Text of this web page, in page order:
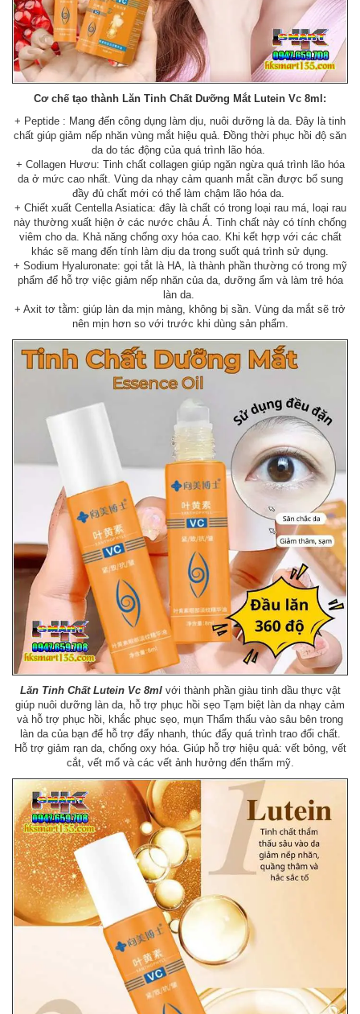
Cơ chế tạo thành Lăn Tinh Chất Dưỡng Mắt Lutein Vc 8ml:
+ Peptide : Mang đến công dụng làm dịu, nuôi dưỡng là da. Đây là tinh
chất giúp giảm nếp nhăn vùng mắt hiệu quả. Đồng thời phục hồi độ săn
da do tác động của quá trình lão hóa.
+ Collagen Hươu: Tinh chất collagen giúp ngăn ngừa quá trình lão hóa
da ở mức cao nhất. Vùng da nhạy cảm quanh mắt cần được bổ sung
đầy đủ chất mới có thể làm chậm lão hóa da.
+ Chiết xuất Centella Asiatica: đây là chất có trong loại rau má, loại rau
này thường xuất hiện ở các nước châu Á. Tinh chất này có tính chống
viêm cho da. Khả năng chống oxy hóa cao. Khi kết hợp với các chất
khác sẽ mang đến tính làm dịu da trong suốt quá trình sử dụng.
+ Sodium Hyaluronate: gọi tắt là HA, là thành phần thường có trong mỹ
phẩm để hỗ trợ việc giảm nếp nhăn của da, dưỡng ẩm và làm trẻ hóa
làn da.
+ Axit tơ tằm: giúp làn da mịn màng, không bị sần. Vùng da mắt sẽ trở
nên mịn hơn so với trước khi dùng sản phẩm.
Lăn Tinh Chất Lutein Vc 8mlvới thành phần giàu tinh dầu thực vật
giúp nuôi dưỡng làn da, hỗ trợ phục hồi sẹo Tạm biệt làn da nhạy cảm
và hỗ trợ phục hồi, khắc phục sẹo, mụn Thẩm thấu vào sâu bên trong
làn da của bạn để hỗ trợ đẩy nhanh, thúc đẩy quá trình trao đổi chất.
Hỗ trợ giảm rạn da, chống oxy hóa. Giúp hỗ trợ hiệu quả: vết bỏng, vết
cắt, vết mổ và các vết ảnh hưởng đến thẩm mỹ.